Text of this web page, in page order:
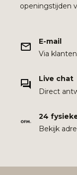
openingstijden
E-mail
Via
Live chat
Direct
24
Bekijk